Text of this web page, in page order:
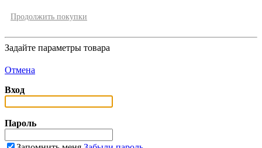
Продолжить покупки
Задайте параметры товара
Отмена
Вход
Пароль